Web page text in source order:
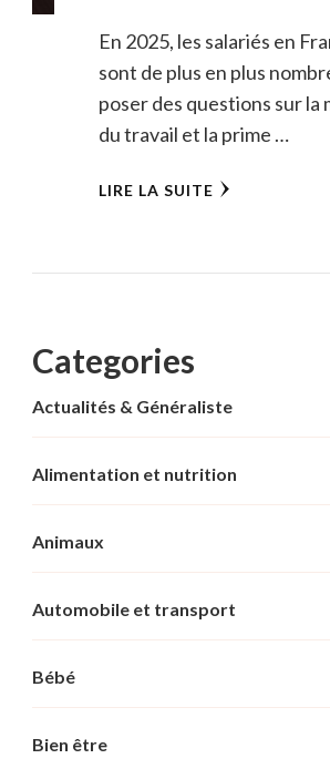
En 2025, les salariés en
sont de plus en plus
poser des questions sur la
du travail et la prime …
LIRE LA SUITE
Categories
Actualités & Généraliste
Alimentation et nutrition
Animaux
Automobile et transport
Bébé
Bien être